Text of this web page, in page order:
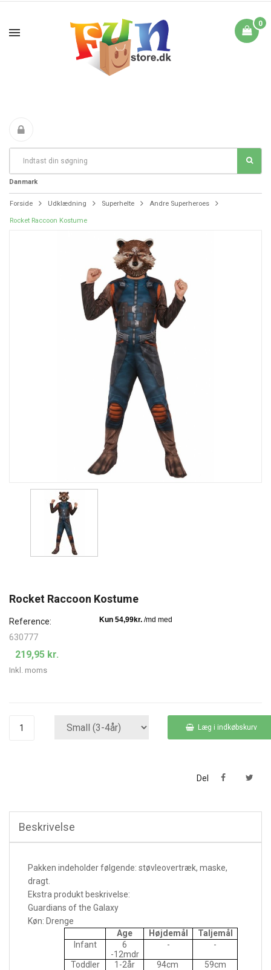
0
Fri Fragt fra 199 i
Danmark
DAG TIL DAG LEVERING
Forside Udklædning Superhelte Andre Superheroes
Rocket Raccoon Kostume
Rocket Raccoon Kostume
Reference:
630777
219,95 kr.
Inkl. moms
Læg i indkøbskurv
Del
Beskrivelse
Pakken indeholder følgende: støvleovertræk, maske,
dragt.
Ekstra produkt beskrivelse:
Guardians of the Galaxy
Køn: Drenge
Age
Højdemål
Taljemål
Infant
6
-12mdr
- -
Toddler 1-2år 94cm
59cm